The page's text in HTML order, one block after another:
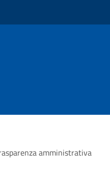
amministrativa